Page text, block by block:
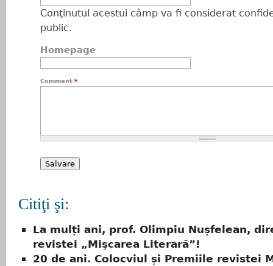
Conţinutul acestui câmp va fi considerat
public.
Homepage
Comment *
Citiţi şi:
La mulți ani, prof. Olimpiu Nușfelean,
revistei „Mişcarea Literară”!
20 de ani. Colocviul și Premiile revistei